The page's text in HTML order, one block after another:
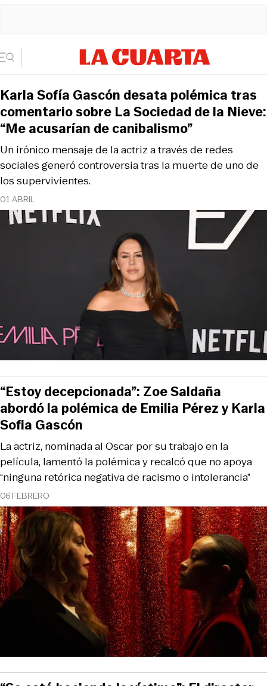
01 ABRIL
Un irónico mensaje de la actriz a través de redes
sociales generó controversia tras la muerte de uno de
los supervivientes.
Karla Sofía Gascón desata polémica tras
comentario sobre La Sociedad de la Nieve:
“Me acusarían de canibalismo”
06 FEBRERO
La actriz, nominada al Oscar por su trabajo en la
película, lamentó la polémica y recalcó que no apoya
“ninguna retórica negativa de racismo o intolerancia”
“Estoy decepcionada”: Zoe Saldaña
abordó la polémica de Emilia Pérez y Karla
Sofia Gascón